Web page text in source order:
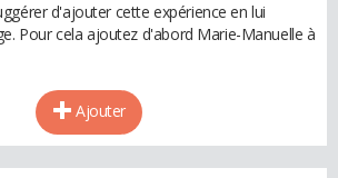
d'ajouter cette expérience en lui
Pour cela ajoutez d'abord Marie-Manuelle à
Ajouter